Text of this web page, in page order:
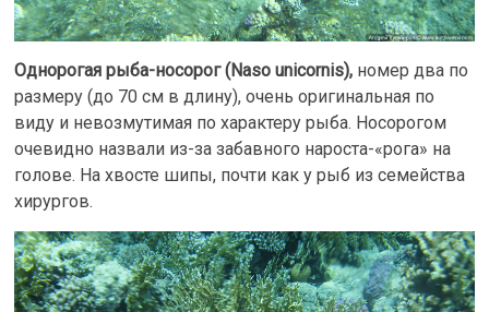
Однорогая рыба-носорог (Naso unicornis), номер два по
размеру (до 70 см в длину), очень оригинальная по
виду и невозмутимая по характеру рыба. Носорогом
очевидно назвали из-за забавного нароста-«рога» на
голове. На хвосте шипы, почти как у рыб из семейства
хирургов.